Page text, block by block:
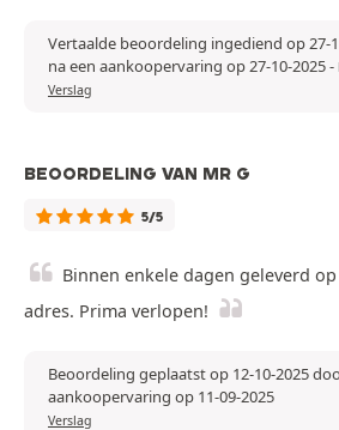
Vertaalde beoordeling ingediend op 27-
na een aankoopervaring op 27-10-2025-
Verslag
BEOORDELING VAN MR G
5/5
Binnen enkele dagen geleverd
adres. Prima verlopen!
Beoordeling geplaatst op 12-10-2025
aankoopervaring op 11-09-2025
Verslag